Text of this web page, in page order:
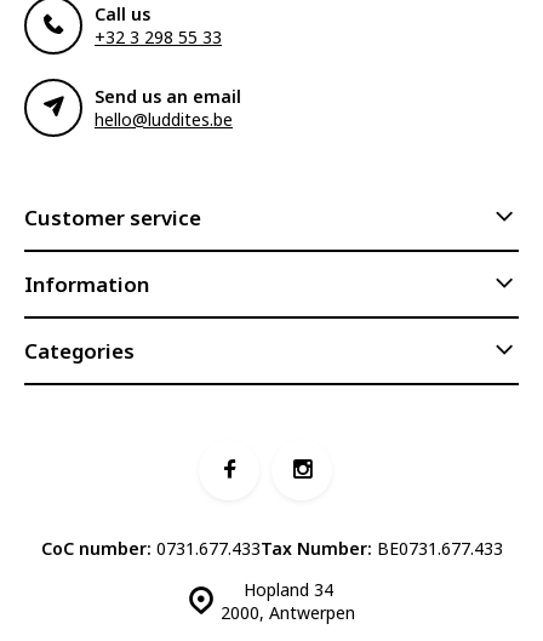
Call us
+32 3 298 55 33
Send us an email
hello@luddites.be
Customer service
Information
Categories
Hopland 34
2000, Antwerpen
CoC number: 0731.677.433Tax Number: BE0731.677.433